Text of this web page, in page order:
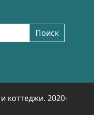
Поиск
коттеджи. 2020-